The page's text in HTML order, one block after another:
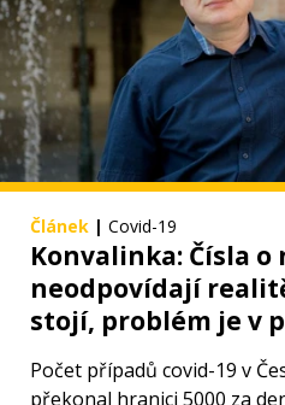
Článek | Covid-19
Konvalinka: Čísla o
neodpovídají
stojí, problém je v
Počet případů covid-19 v
překonal hranici 5000 za